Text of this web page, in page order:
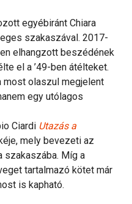
egyébiránt Chiara
szakaszával. 2017-
elhangzott beszédének
el a ’49-ben átélteket.
most olaszul megjelent
egy utólagos
Ciardi Utazás a
mely bevezeti az
szakaszába. Míg a
tartalmazó kötet már
is kapható.